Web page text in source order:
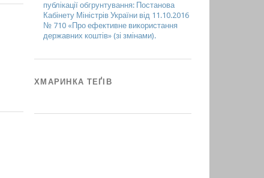
публікації обгрунтування: Постанова
Кабінету Міністрів України від 11.10.2016
№ 710 «Про ефективне використання
державних коштів» (зі змінами).
ХМАРИНКА ТЕҐІВ